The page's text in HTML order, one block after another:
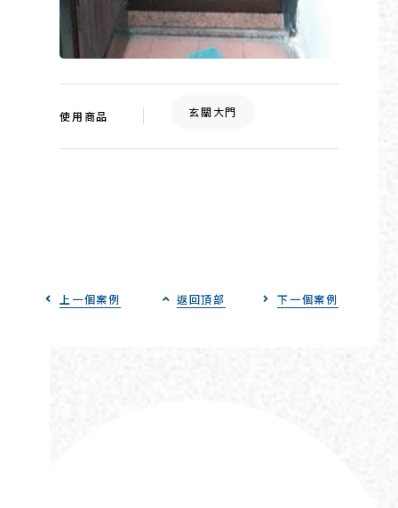
使用商品 玄關大門
上一個案例 返回頂部 下一個案例